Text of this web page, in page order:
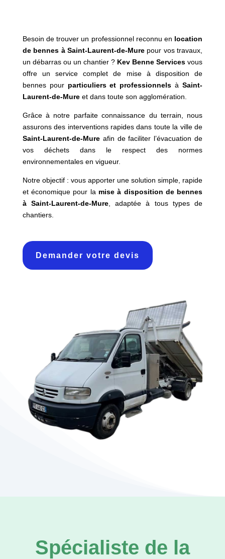
Besoin de trouver un professionnel reconnu en location
de bennes à Saint-Laurent-de-Mure pour vos travaux,
un débarras ou un chantier ? Kev Benne Services vous
offre un service complet de mise à disposition de
bennes pour particuliers et professionnels àSaint-
Laurent-de-Mureet dans toute son agglomération.
Grâce à notre parfaite connaissance du terrain, nous
assurons des interventions rapides dans toute la ville de
Saint-Laurent-de-Mureafin de faciliter l’évacuation de
vos déchets dans le respect des normes
environnementales en vigueur.
Notre objectif : vous apporter une solution simple, rapide
et économique pour la mise à disposition de bennes
à Saint-Laurent-de-Mure , adaptée à tous types de
chantiers.
Demander votre devis
Spécialiste de la